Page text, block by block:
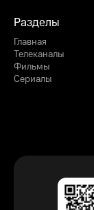
Разделы
Главная
Телеканалы
Фильмы
Сериалы